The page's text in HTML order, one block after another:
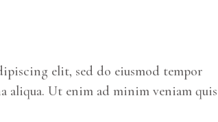
elit, sed do eiusmod tempor
aliqua. Ut enim ad minim veniam